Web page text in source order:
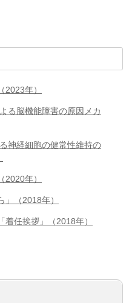
年）
る脳機能障害の原因メカ
神経細胞の健常性維持の
年）
（2018年）
任挨拶」（2018年）